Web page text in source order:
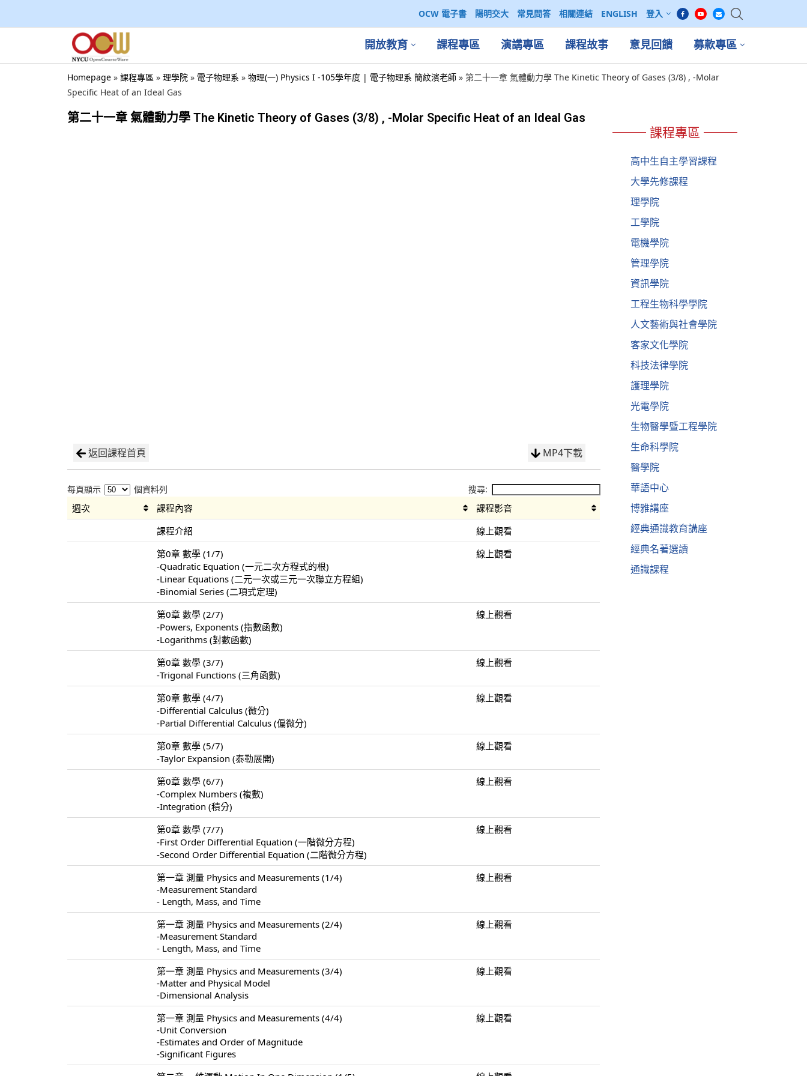
OCW 電子書 陽明交大 常見問答 相關連結 ENGLISH 登入
開放教育 課程專區 演講專區 課程故事 意見回饋 募款專區
Homepage » 課程專區 » 理學院 » 電子物理系 » 物理(一) Physics I -105學年度 | 電子物理系 簡紋濱老師 » 第二十一章 氣體動力學 The Kinetic Theory of Gases (3/8) , -Molar
Specific Heat of an Ideal Gas
第二十一章 氣體動力學 The Kinetic Theory of Gases (3/8) , -Molar Specific Heat of an Ideal Gas
返回課程首頁 MP4下載
每頁顯示 個資料列 搜尋:
週次 課程內容
課程影音
課程介紹
線上觀看
第0章 數學 (1/7)
-Quadratic Equation (一元二次方程式的根)
-Linear Equations (二元一次或三元一次聯立方程組)
-Binomial Series (二項式定理)
線上觀看
第0章 數學 (2/7)
-Powers, Exponents (指數函數)
-Logarithms (對數函數)
線上觀看
第0章 數學 (3/7)
-Trigonal Functions (三角函數)
線上觀看
第0章 數學 (4/7)
-Differential Calculus (微分)
-Partial Differential Calculus (偏微分)
線上觀看
第0章 數學 (5/7)
-Taylor Expansion (泰勒展開)
線上觀看
第0章 數學 (6/7)
-Complex Numbers (複數)
-Integration (積分)
線上觀看
第0章 數學 (7/7)
-First Order Differential Equation (一階微分方程)
-Second Order Differential Equation (二階微分方程)
線上觀看
第一章 測量 Physics and Measurements (1/4)
-Measurement Standard
- Length, Mass, and Time
線上觀看
第一章 測量 Physics and Measurements (2/4)
-Measurement Standard
- Length, Mass, and Time
線上觀看
第一章 測量 Physics and Measurements (3/4)
-Matter and Physical Model
-Dimensional Analysis
線上觀看
第一章 測量 Physics and Measurements (4/4)
-Unit Conversion
-Estimates and Order of Magnitude
-Significant Figures
線上觀看
課程專區
高中生自主學習課程
大學先修課程
理學院
工學院
電機學院
管理學院
資訊學院
工程生物科學學院
人文藝術與社會學院
客家文化學院
科技法律學院
護理學院
光電學院
生物醫學暨工程學院
生命科學院
醫學院
華語中心
博雅講座
經典通識教育講座
經典名著選讀
通識課程